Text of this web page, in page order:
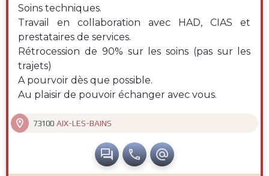
Soins techniques.
Travail en collaboration avec HAD, CIAS et
prestataires de services.
Rétrocession de 90% sur les soins (pas sur les
trajets)
A pourvoir dès que possible.
Au plaisir de pouvoir échanger avec vous.
 73100 AIX-LES-BAINS
  